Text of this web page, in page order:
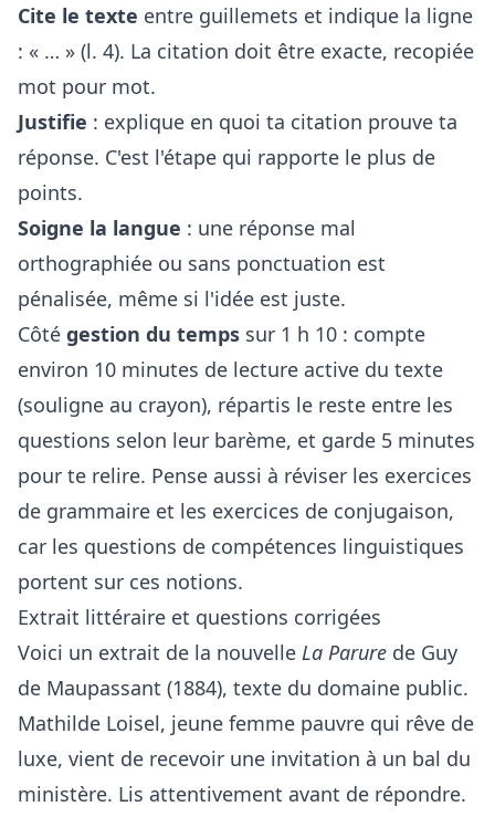
Cite le texte entre guillemets et indique la ligne
: « … » (l. 4). La citation doit être exacte, recopiée
mot pour mot.
Justifie : explique en quoi ta citation prouve ta
réponse. C'est l'étape qui rapporte le plus de
points.
Soigne la langue : une réponse mal
orthographiée ou sans ponctuation est
pénalisée, même si l'idée est juste.
Côté gestion du temps sur 1 h 10 : compte
environ 10 minutes de lecture active du texte
(souligne au crayon), répartis le reste entre les
questions selon leur barème, et garde 5 minutes
pour te relire. Pense aussi à réviser les exercices
de grammaire et les exercices de conjugaison,
car les questions de compétences linguistiques
portent sur ces notions.
Extrait littéraire et questions corrigées
Voici un extrait de la nouvelle La Parure de Guy
de Maupassant (1884), texte du domaine public.
Mathilde Loisel, jeune femme pauvre qui rêve de
luxe, vient de recevoir une invitation à un bal du
ministère. Lis attentivement avant de répondre.